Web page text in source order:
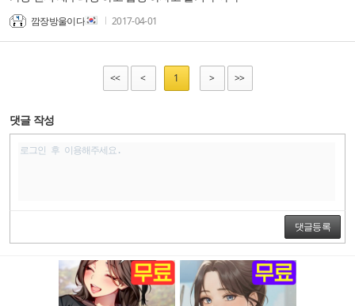
깜장방울이다 2017-04-01
<< < 1 > >>
댓글 작성
댓글등록